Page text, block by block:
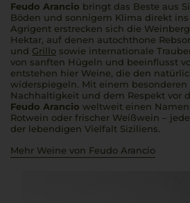
Feudo Arancio bringt das Beste aus
Böden und sonnigem Klima direkt ins
Agrigent erstrecken sich die
Hektar, auf denen autochthone
und Grillo sowie internationale
von sanften Hügeln und beeinflusst
entstehen hier Weine, die den
widerspiegeln. Mit einem besonderen
Nachhaltigkeit und dem Respekt vor
Feudo Arancio weltweit einen
Rotwein oder frischer Weißwein –
der lebendigen Vielfalt Siziliens.
Mehr Weine von Feudo Arancio